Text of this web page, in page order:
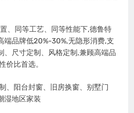
、同等工艺、同等性能下,德鲁特
端品牌低20%-30%,无隐形消费,支
、尺寸定制、风格定制,兼顾高端品
价比首选。
、阳台封窗、旧房换窗、别墅门
湿地区家装